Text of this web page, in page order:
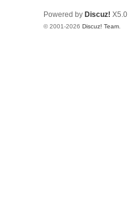
Powered by Discuz! X5.0
© 2001-2026 Discuz! Team